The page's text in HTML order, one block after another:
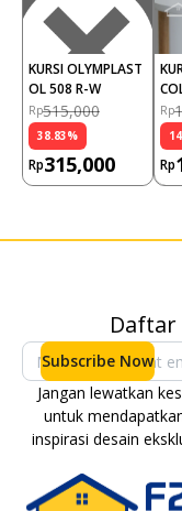
KURSI OLYMPLAST
OL 508 R-W
Rp515,000
38.83%
Rp315,000
Rp
Rp
Subscribe Now
Jangan lewatkan
untuk
inspirasi desain